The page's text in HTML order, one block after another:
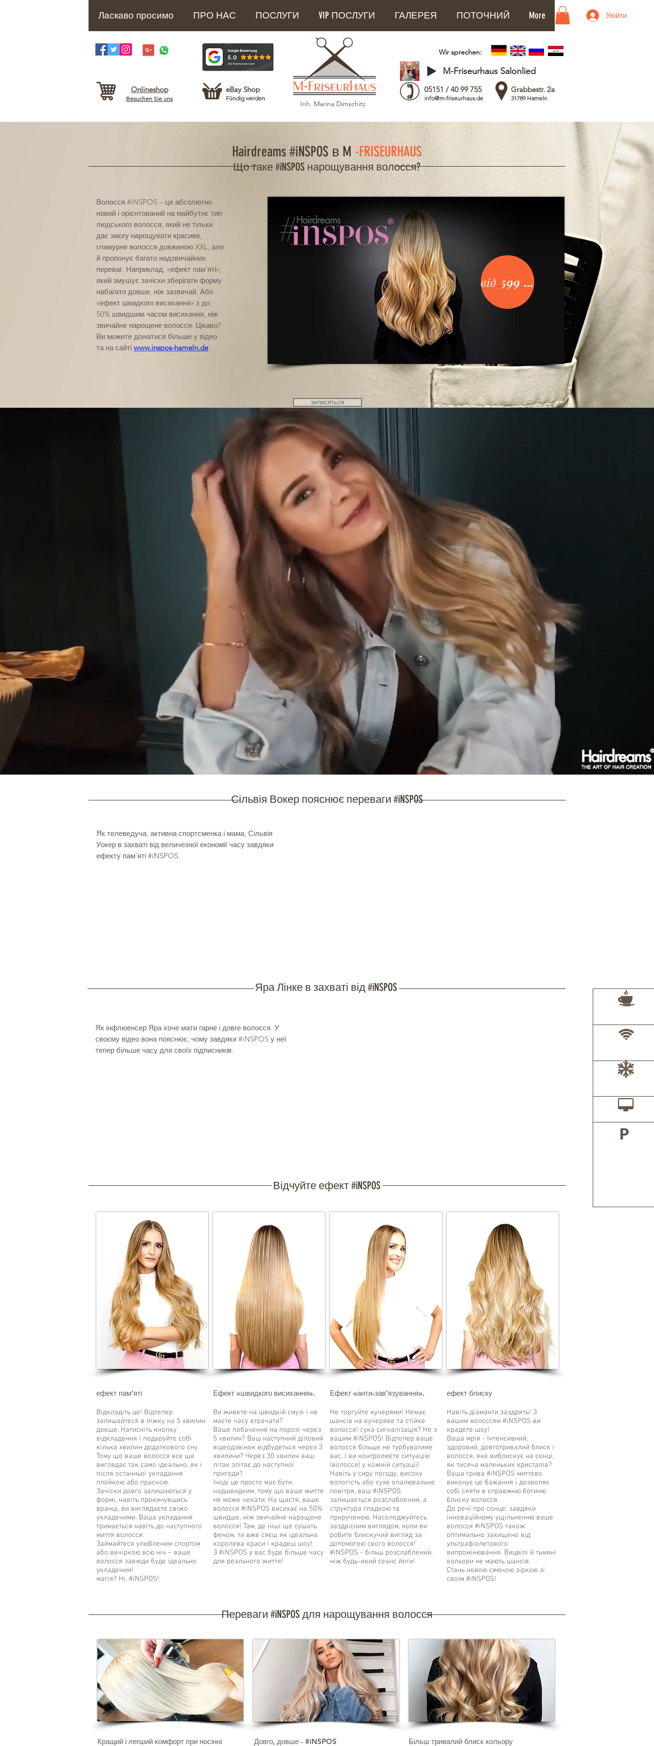
Ласкаво просимо ПРО НАС ПОСЛУГИ VIP ПОСЛУГИ ГАЛЕРЕЯ ПОТОЧНИЙ More Увійти
Onlineshop
Besuchen Sie uns
eBay Shop
Fündig werden
Inh. Marina Dimschitz
Wir sprechen:
M-Friseurhaus Salonlied
05151 / 40 99 755
info@m-friseurhaus.de
Grabbestr. 2a
31789 Hameln
Hairdreams #iNSPOS в M -FRISEURHAUS
Що таке #iNSPOS нарощування волосся?
Волосся #iNSPOS – це абсолютно
новий і орієнтований на майбутнє тип
людського волосся, який не тільки
дає змогу нарощувати красиве,
гламурне волосся довжиною XXL, але
й пропонує багато надзвичайних
переваг. Наприклад, «ефект пам’яті»,
який змушує зачіски зберігати форму
набагато довше, ніж зазвичай. Або
«ефект швидкого висихання» з до
50% швидшим часом висихання, ніж
звичайне нарощене волосся. Цікаво?
Ви можете дізнатися більше у відео
та на сайті www.inspos-hameln.de.
від 599 євро
ЗАПИСЯТЬСЯ
Сільвія Вокер пояснює переваги #iNSPOS
Як телеведуча, активна спортсменка і мама, Сільвія
Уокер в захваті від величезної економії часу завдяки
ефекту пам’яті #iNSPOS.
Яра Лінке в захваті від #iNSPOS
Як інфлюенсер Яра хоче мати гарне і довге волосся. У
своєму відео вона пояснює, чому завдяки #iNSPOS у неї
тепер більше часу для своїх підписників.
Відчуйте ефект #iNSPOS
ефект пам'яті
Відкладіть це! Відтепер
залишайтеся в ліжку на 5 хвилин
довше. Натисніть кнопку
відкладення і подаруйте собі
кілька хвилин додаткового сну.
Тому що ваше волосся все ще
виглядає так само ідеально, як і
після останньої укладання
плойкою або праскою.
Зачіски довго залишаються у
формі, навіть прокинувшись
вранці, ви виглядаєте свіжо
укладеними. Ваша укладання
тримається навіть до наступного
миття волосся.
Займайтеся улюбленим спортом
або вечіркою всю ніч – ваше
волосся завжди буде ідеально
укладеним!
магія? Ні, #iNSPOS!
Ефект «швидкого висихання».
Ви живете на швидкій смузі і не
маєте часу втрачати?
Ваше побачення на порозі через
5 хвилин? Ваш наступний діловий
відеодзвінок відбудеться через 3
хвилини? Через 30 хвилин ваш
літак злітає до наступної
пригоди?
Іноді це просто має бути
надшвидким, тому що ваше життя
не може чекати. На щастя, ваше
волосся #iNSPOS висихає на 50%
швидше, ніж звичайне нарощене
волосся! Там, де інші ще сушать
феном, ти вже сяєш як ідеальна
королева краси і крадеш шоу!
З #iNSPOS у вас буде більше часу
для реального життя!
Ефект «анти-зав'язування».
Не торгуйте кучерями! Немає
шансів на кучеряве та стійке
волосся! сука сигналізація? Не з
вашим #iNSPOS! Відтепер ваше
волосся більше не турбуватиме
вас, і ви контролюєте ситуацію
(волосся) у кожній ситуації!
Навіть у сиру погоду, високу
вологість або сухе опалювальне
повітря, ваш #iNSPOS
залишається розслабленим, а
структура гладкою та
прирученою. Насолоджуйтесь
заздрісним виглядом, коли ви
робите блискучий вигляд за
допомогою свого волосся!
#iNSPOS - більш розслаблений,
ніж будь-який сеанс йоги!
ефект блиску
Навіть діаманти заздрять! З
вашим волоссям #iNSPOS ви
крадете шоу!
Ваша мрія - Інтенсивний,
здоровий, довготривалий блиск і
волосся, яке виблискує на сонці,
як тисяча маленьких кристалів?
Ваша грива #iNSPOS миттєво
виконує це бажання і дозволяє
собі сяяти в справжню богиню
блиску волосся.
До речі про сонце: завдяки
інноваційному ущільненню ваше
волосся #iNSPOS також
оптимально захищено від
ультрафіолетового
випромінювання. Вицвілі й тьмяні
кольори не мають шансів.
Стань новою сяючою зіркою зі
своїм #iNSPOS!
Переваги #iNSPOS для нарощування волосся
Кращий і легший комфорт при носінні Довго, довше - #iNSPOS Більш тривалий блиск кольору